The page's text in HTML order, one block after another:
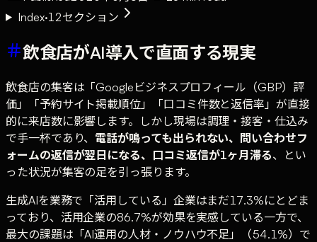
Index·12セクション
飲食店がAI導入で直面する現実
飲食店の集客は「Googleビジネスプロフィール（GBP）評
価」「予約サイト掲載順位」「口コミ件数と返信率」が直接
的に来店数に影響します。しかし現場は調理・接客・仕込み
で手一杯であり、 電話が鳴っても出られない、問い合わせフ
ォームの返信が翌日になる、口コミ返信が1ヶ月滞る、とい
った状況が集客の足を引っ張ります。
生成AIを業務で「活用している」企業はまだ17.3%にとどま
っており、活用企業の86.7%が効果を実感している一方で、
最大の課題は「AI運用の人材・ノウハウ不足」（54.1%）で